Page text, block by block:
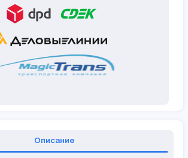
Описание